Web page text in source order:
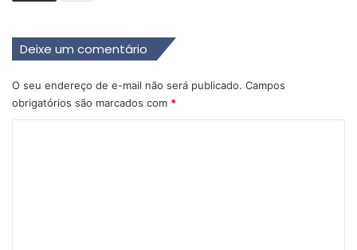
Deixe um comentário
O seu endereço de e-mail não será publicado. Campos
obrigatórios são marcados com *